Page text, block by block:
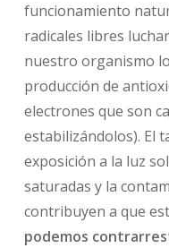
funcionamiento
radicales libres
nuestro organismo
producción de
electrones que son
estabilizándolos). El
exposición a la luz
saturadas y la
contribuyen a que
podemos